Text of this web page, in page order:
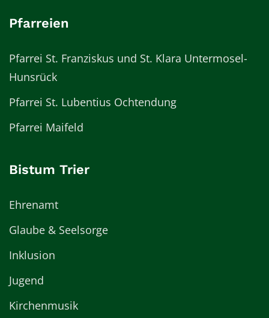
Pfarreien
Pfarrei St. Franziskus und St. Klara Untermosel-
Hunsrück
Pfarrei St. Lubentius Ochtendung
Pfarrei Maifeld
Bistum Trier
Ehrenamt
Glaube & Seelsorge
Inklusion
Jugend
Kirchenmusik